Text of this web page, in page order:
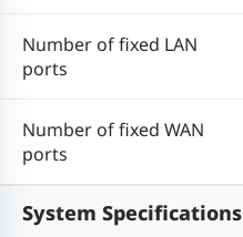
Number of fixed LAN
ports
Number of fixed WAN
ports
System Specifications